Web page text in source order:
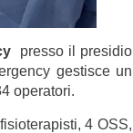
presso il presidio
gestisce un
operatori.
4 OSS,